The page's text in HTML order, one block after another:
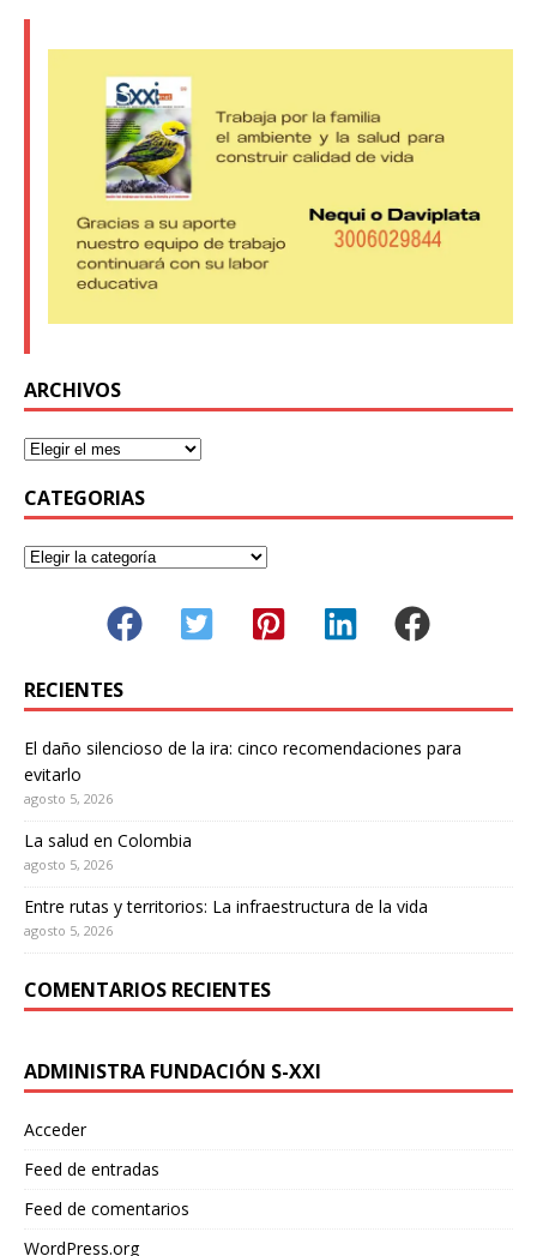
ARCHIVOS
CATEGORIAS
RECIENTES
El daño silencioso de la ira: cinco recomendaciones para
evitarlo
agosto 5, 2026
La salud en Colombia
agosto 5, 2026
Entre rutas y territorios: La infraestructura de la vida
agosto 5, 2026
COMENTARIOS RECIENTES
ADMINISTRA FUNDACIÓN S-XXI
Acceder
Feed de entradas
Feed de comentarios
WordPress.org